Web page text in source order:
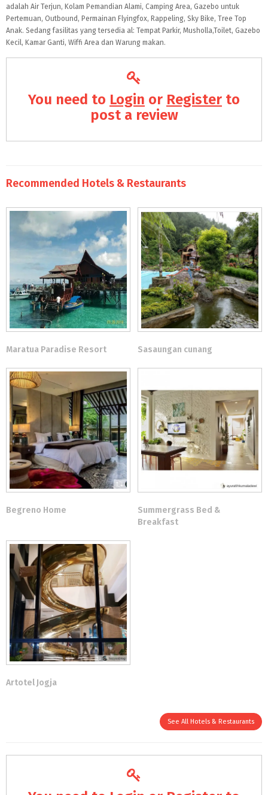
adalah Air Terjun, Kolam Pemandian Alami, Camping Area, Gazebo untuk
Pertemuan, Outbound, Permainan Flyingfox, Rappeling, Sky Bike, Tree Top
Anak. Sedang fasilitas yang tersedia al: Tempat Parkir, Musholla,Toilet, Gazebo
Kecil, Kamar Ganti, Wiffi Area dan Warung makan.
You need to Login or Register to
post a review
Recommended Hotels & Restaurants
Maratua Paradise Resort Sasaungan cunang
Begreno Home
Summergrass Bed &
Breakfast
Artotel Jogja
See All Hotels & Restaurants